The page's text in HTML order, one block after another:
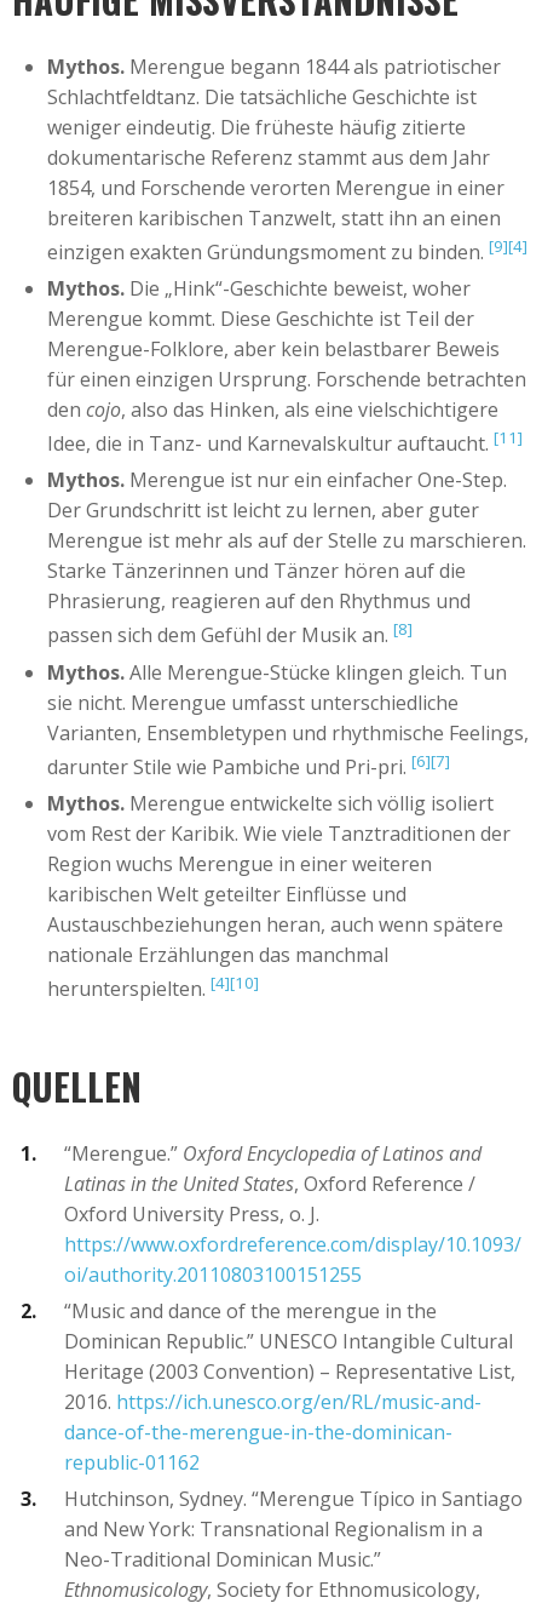
Mythos. Merengue begann 1844 als patriotischer
Schlachtfeldtanz. Die tatsächliche Geschichte ist
weniger eindeutig. Die früheste häufig zitierte
dokumentarische Referenz stammt aus dem Jahr
1854, und Forschende verorten Merengue in einer
breiteren karibischen Tanzwelt, statt ihn an einen
einzigen exakten Gründungsmoment zu binden. [9][4]
Mythos. Die „Hink“-Geschichte beweist, woher
Merengue kommt. Diese Geschichte ist Teil der
Merengue-Folklore, aber kein belastbarer Beweis
für einen einzigen Ursprung. Forschende betrachten
den cojo, also das Hinken, als eine vielschichtigere
Idee, die in Tanz- und Karnevalskultur auftaucht. [11]
Mythos. Merengue ist nur ein einfacher One-Step.
Der Grundschritt ist leicht zu lernen, aber guter
Merengue ist mehr als auf der Stelle zu marschieren.
Starke Tänzerinnen und Tänzer hören auf die
Phrasierung, reagieren auf den Rhythmus und
passen sich dem Gefühl der Musik an. [8]
Mythos.Alle Merengue-Stücke klingen gleich. Tun
sie nicht. Merengue umfasst unterschiedliche
Varianten, Ensembletypen und rhythmische Feelings,
darunter Stile wie Pambiche und Pri-pri. [6][7]
Mythos. Merengue entwickelte sich völlig isoliert
vom Rest der Karibik. Wie viele Tanztraditionen der
Region wuchs Merengue in einer weiteren
karibischen Welt geteilter Einflüsse und
Austauschbeziehungen heran, auch wenn spätere
nationale Erzählungen das manchmal
herunterspielten. [4][10]
QUELLEN
“Merengue.” Oxford Encyclopedia of Latinos and
Latinas in the United States, Oxford Reference /
Oxford University Press, o. J.
https://www.oxfordreference.com/display/10.1093/
oi/authority.20110803100151255
“Music and dance of the merengue in the
Dominican Republic.” UNESCO Intangible Cultural
Heritage (2003 Convention) – Representative List,
2016. https://ich.unesco.org/en/RL/music-and-
dance-of-the-merengue-in-the-dominican-
republic-01162
Hutchinson, Sydney. “Merengue Típico in Santiago
and New York: Transnational Regionalism in a
Neo-Traditional Dominican Music.”
Ethnomusicology, Society for Ethnomusicology,